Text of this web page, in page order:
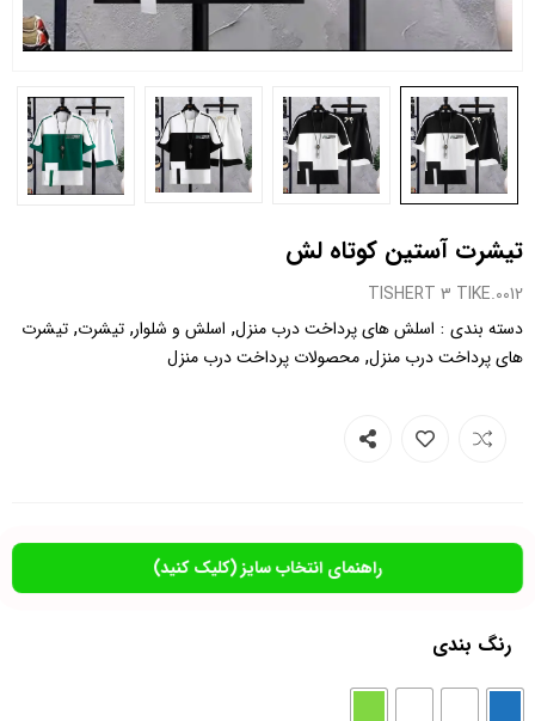
تیشرت آستین کوتاه لش
0012.TISHERT 3 TIKE
دسته بندی : اسلش های پرداخت درب منزل, اسلش و شلوار, تیشرت, تیشرت
های پرداخت درب منزل, محصولات پرداخت درب منزل
راهنمای انتخاب سایز (کلیک کنید)
رنگ بندی